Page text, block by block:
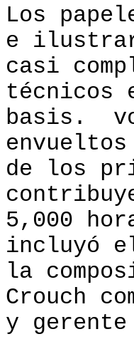
Los
e
casi
técnicos
basis.
de los
5,000
incluyó el
la
Crouch
y